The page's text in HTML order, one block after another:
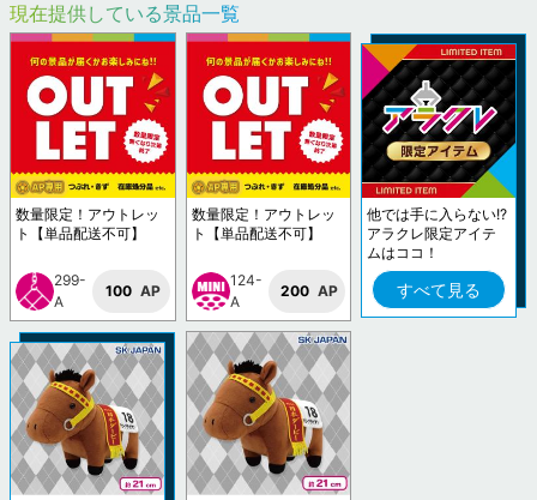
現在提供している景品一覧
数量限定！アウトレッ
ト【単品配送不可】
299-
A
100 AP
数量限定！アウトレッ
ト【単品配送不可】
124-
A
200 AP
他では手に入らない!?
アラクレ限定アイテ
ムはココ！
すべて見る